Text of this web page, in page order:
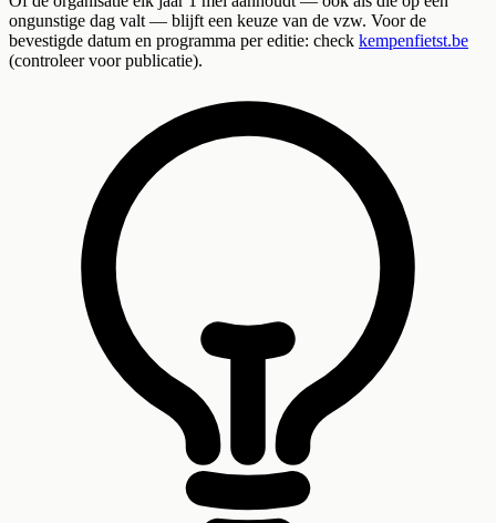
ongunstige dag valt — blijft een keuze van de vzw. Voor de
bevestigde datum en programma per editie: check kempenfietst.be
(controleer voor publicatie).